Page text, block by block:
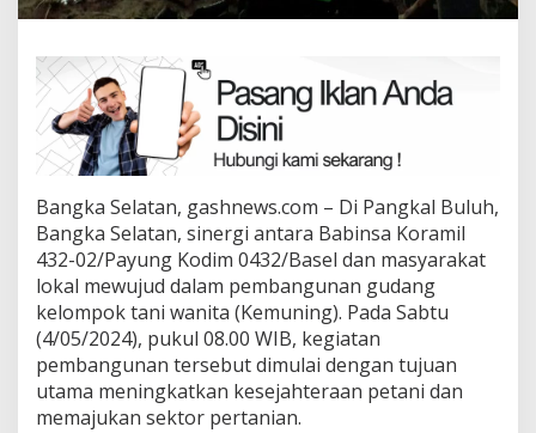
Bangka Selatan, gashnews.com – Di Pangkal Buluh,
Bangka Selatan, sinergi antara Babinsa Koramil
432-02/Payung Kodim 0432/Basel dan masyarakat
lokal mewujud dalam pembangunan gudang
kelompok tani wanita (Kemuning). Pada Sabtu
(4/05/2024), pukul 08.00 WIB, kegiatan
pembangunan tersebut dimulai dengan tujuan
utama meningkatkan kesejahteraan petani dan
memajukan sektor pertanian.